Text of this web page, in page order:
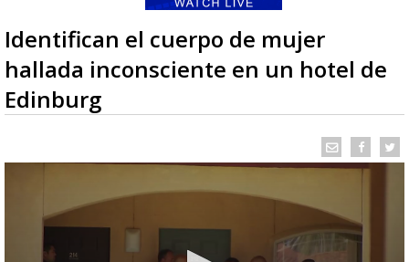
Identifican el cuerpo de mujer
hallada inconsciente en un hotel de
Edinburg